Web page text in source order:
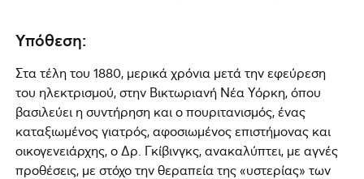
Υπόθεση:
Στα τέλη του 1880, μερικά χρόνια μετά την εφεύρεση
του ηλεκτρισμού, στην Βικτωριανή Νέα Υόρκη, όπου
βασιλεύει η συντήρηση και ο πουριτανισμός, ένας
καταξιωμένος γιατρός, αφοσιωμένος επιστήμονας και
οικογενειάρχης, ο Δρ. Γκίβινγκς, ανακαλύπτει, με αγνές
προθέσεις, με στόχο την θεραπεία της «υστερίας» των